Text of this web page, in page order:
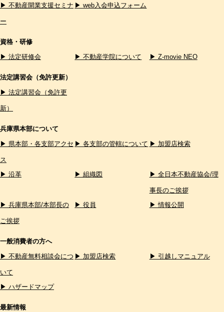
▶ 不動産開業支援セミナ
ー
▶ web入会申込フォーム
資格・研修
▶ 法定研修会
▶ 不動産学院について ▶ Z-movie NEO
法定講習会（免許更新）
▶ 法定講習会（免許更
新）
兵庫県本部について
▶ 県本部・各支部アクセ
ス
▶ 各支部の管轄について ▶ 加盟店検索
▶ 沿革 ▶ 組織図 ▶ 全日本不動産協会/理
事長のご挨拶
▶ 兵庫県本部/本部長の
ご挨拶
▶ 役員 ▶ 情報公開
一般消費者の方へ
▶ 不動産無料相談会につ
いて
▶ 加盟店検索 ▶ 引越しマニュアル
▶ ハザードマップ
最新情報